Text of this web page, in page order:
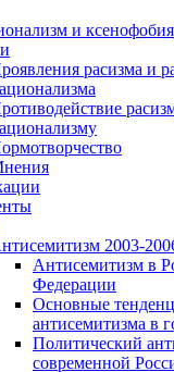
и ксенофобия
расизма и
2003-
Антисемитизм в
Федерации
Основные
антисемитизма в
Политический
современной